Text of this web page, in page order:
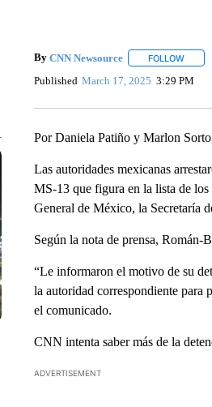
By CNN Newsource FOLLOW
Published March 17, 2025 3:29 PM
Por Daniela Patiño y Marlon
Las autoridades mexicanas
MS-13 que figura en la lista de
General de México, la Secretaría
Según la nota de prensa, Román-
“Le informaron el motivo de su
la autoridad correspondiente para
el comunicado.
CNN intenta saber más de la
ADVERTISEMENT